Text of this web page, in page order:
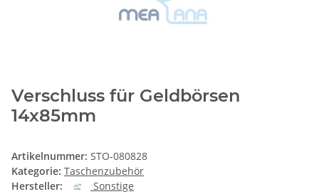
Verschluss für Geldbörsen
14x85mm
Artikelnummer: STO-080828
Kategorie: Taschenzubehör
Hersteller:
Sonstige